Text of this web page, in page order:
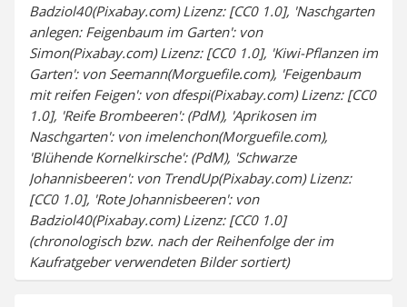
Badziol40(Pixabay.com) Lizenz: [CC0 1.0], 'Naschgarten
anlegen: Feigenbaum im Garten': von
Simon(Pixabay.com) Lizenz: [CC0 1.0], 'Kiwi-Pflanzen im
Garten': von Seemann(Morguefile.com), 'Feigenbaum
mit reifen Feigen': von dfespi(Pixabay.com) Lizenz: [CC0
1.0], 'Reife Brombeeren': (PdM), 'Aprikosen im
Naschgarten': von imelenchon(Morguefile.com),
'Blühende Kornelkirsche': (PdM), 'Schwarze
Johannisbeeren': von TrendUp(Pixabay.com) Lizenz:
[CC0 1.0], 'Rote Johannisbeeren': von
Badziol40(Pixabay.com) Lizenz: [CC0 1.0]
(chronologisch bzw. nach der Reihenfolge der im
Kaufratgeber verwendeten Bilder sortiert)